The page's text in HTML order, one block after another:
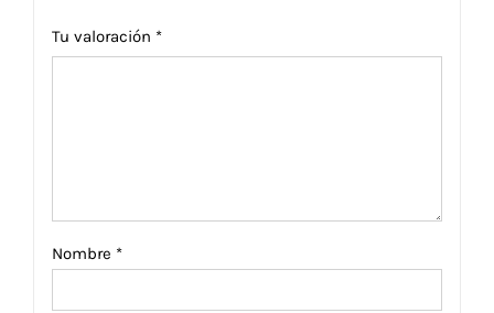
Tu valoración *
Nombre *